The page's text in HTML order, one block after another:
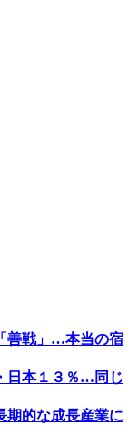
善戦」…本当の宿
日本１３％…同じ
的な成長産業に